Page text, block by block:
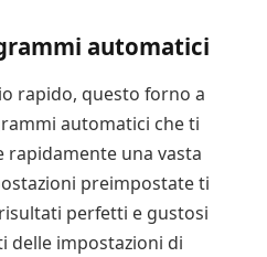
automatici
rapido, questo forno a
automatici che ti
una vasta
preimpostate ti
perfetti e gustosi
delle impostazioni di